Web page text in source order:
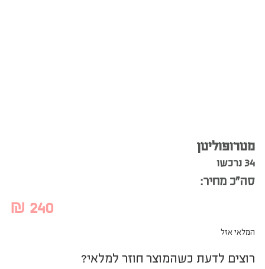
מטרופוליטן
34 נרכשו
סה”כ מחיר:
₪ 240
המלאי אזל
רוצים לדעת כשהמוצר חוזר למלאי?